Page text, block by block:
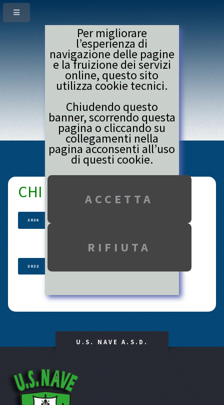
Per migliorare
l’esperienza di
navigazione delle pagine
e la fruizione dei servizi
online, questo sito
utilizza cookie tecnici.
Chiudendo questo
banner, scorrendo questa
pagina o cliccando su
collegamenti nella
pagina acconsenti all’uso
di questi cookie.
ALLENAMENTI
CHI C'E' C'E'
2026
2022
U.S. NAVE A.S.D.